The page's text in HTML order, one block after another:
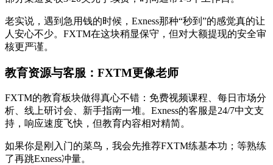
老实说，遇到急用钱的时候，Exness那种“秒到”的感觉真的让
人安心不少。FXTM在这块稍显保守，但对大额提现的安全审
核更严谨。
教育资源与客服：FXTM更像老师
FXTM的教育板块做得真心不错：免费视频课程、每日市场分
析、线上研讨会、新手指南一堆。Exness的客服是24/7中文支
持，响应速度飞快，但教育内容相对精简。
如果你是刚入门的菜鸟，我会先推荐FXTM练基本功；等熟练
了再跳Exness冲量。